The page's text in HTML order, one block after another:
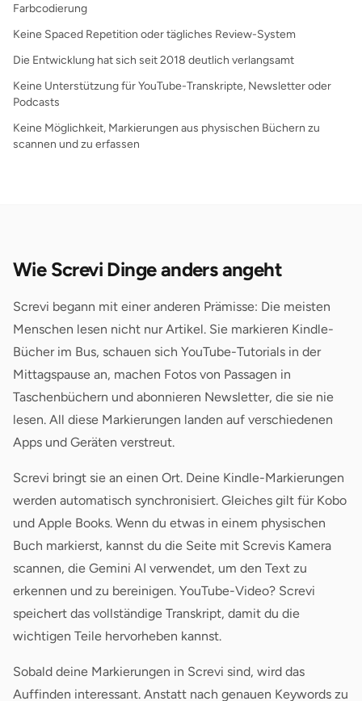
Farbcodierung
Keine Spaced Repetition oder tägliches Review-System
Die Entwicklung hat sich seit 2018 deutlich verlangsamt
Keine Unterstützung für YouTube-Transkripte, Newsletter oder
Podcasts
Keine Möglichkeit, Markierungen aus physischen Büchern zu
scannen und zu erfassen
Wie Screvi Dinge anders angeht
Screvi begann mit einer anderen Prämisse: Die meisten
Menschen lesen nicht nur Artikel. Sie markieren Kindle-
Bücher im Bus, schauen sich YouTube-Tutorials in der
Mittagspause an, machen Fotos von Passagen in
Taschenbüchern und abonnieren Newsletter, die sie nie
lesen. All diese Markierungen landen auf verschiedenen
Apps und Geräten verstreut.
Screvi bringt sie an einen Ort. Deine Kindle-Markierungen
werden automatisch synchronisiert. Gleiches gilt für Kobo
und Apple Books. Wenn du etwas in einem physischen
Buch markierst, kannst du die Seite mit Screvis Kamera
scannen, die Gemini AI verwendet, um den Text zu
erkennen und zu bereinigen. YouTube-Video? Screvi
speichert das vollständige Transkript, damit du die
wichtigen Teile hervorheben kannst.
Sobald deine Markierungen in Screvi sind, wird das
Auffinden interessant. Anstatt nach genauen Keywords zu